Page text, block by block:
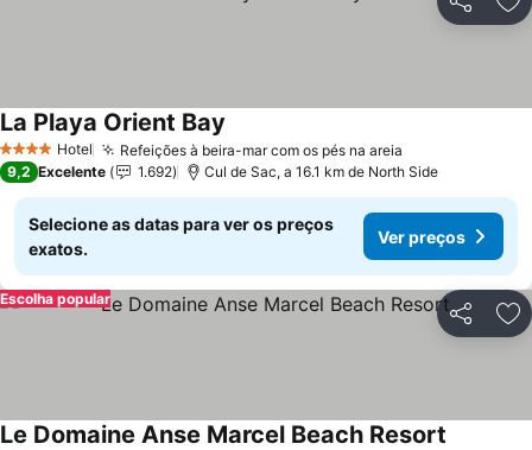
Partilhar
4 EstrelasHotel Refeições à beira-mar com os pés na areia
La Playa Orient Bay
9,2 Excelente 1.692 Cul de Sac, a 16.1 km de North Side
Selecione as datas para ver os preços
exatos.
Ver preços
Partilhar
Escolha popular
Le Domaine Anse Marcel Beach Resort